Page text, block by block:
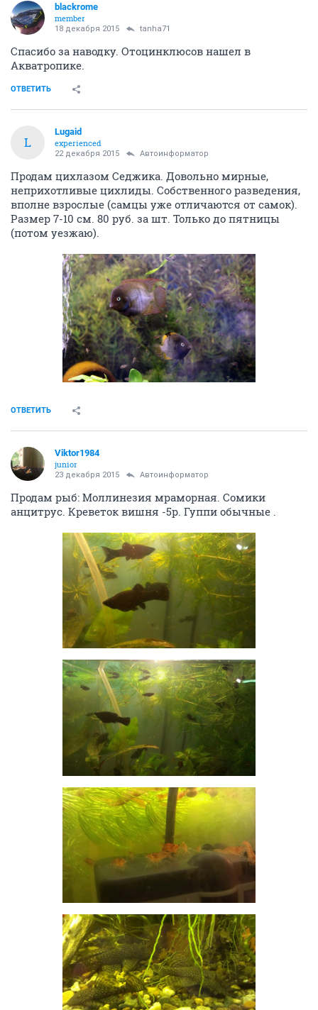
blackrome
member
18 декабря 2015 tanha71
Спасибо за наводку. Отоцинклюсов нашел в
Акватропике.
ОТВЕТИТЬ
L
Lugaid
experienced
22 декабря 2015 Автоинформатор
Продам цихлазом Седжика. Довольно мирные,
неприхотливые цихлиды. Собственного разведения,
вполне взрослые (самцы уже отличаются от самок).
Размер 7-10 см. 80 руб. за шт. Только до пятницы
(потом уезжаю).
ОТВЕТИТЬ
Viktor1984
junior
23 декабря 2015 Автоинформатор
Продам рыб: Моллинезия мраморная. Сомики
анцитрус. Креветок вишня -5р. Гуппи обычные .